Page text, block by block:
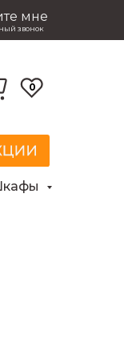
мне
звонок
0